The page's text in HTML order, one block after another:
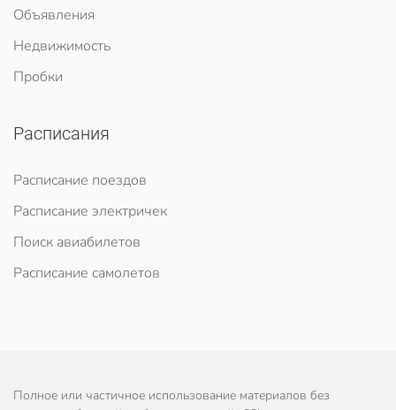
Объявления
Недвижимость
Пробки
Расписания
Расписание поездов
Расписание электричек
Поиск авиабилетов
Расписание самолетов
Полное или частичное использование материалов без